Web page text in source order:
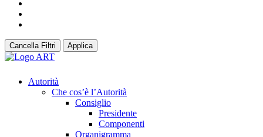
Cancella Filtri Applica
Autorità
Che cos’è l’Autorità
Consiglio
Presidente
Componenti
Organigramma